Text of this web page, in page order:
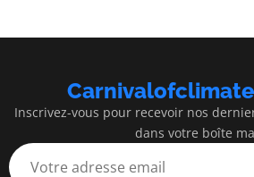
Inscrivez-vous pour recevoir nos
dans votre boîte